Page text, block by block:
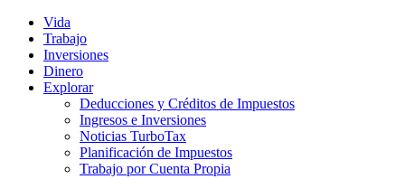
Vida
Trabajo
Inversiones
Dinero
Explorar
Deducciones y Créditos de Impuestos
Ingresos e Inversiones
Noticias TurboTax
Planificación de Impuestos
Trabajo por Cuenta Propia